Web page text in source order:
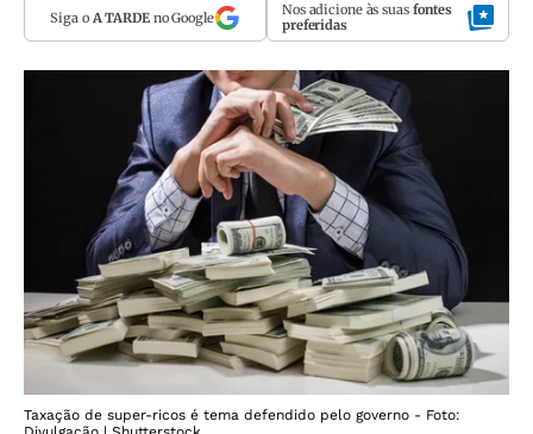
Siga o A TARDEno Google Nos adicione às suas fontes
preferidas
Taxação de super-ricos é tema defendido pelo governo - Foto: